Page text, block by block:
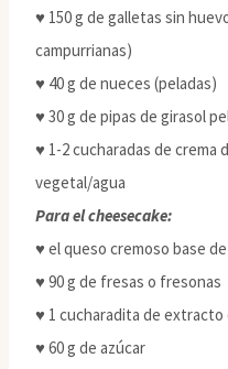
♥ 150 g de galletas sin
campurrianas)
♥ 40 g de nueces (peladas)
♥ 30 g de pipas de girasol
♥ 1-2 cucharadas de crema
vegetal/agua
Para el cheesecake:
♥ el queso cremoso base
♥ 90 g de fresas o fresonas
♥ 1 cucharadita de extracto
♥ 60 g de azúcar